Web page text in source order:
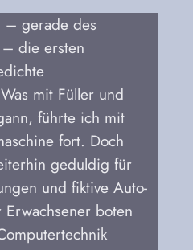
– gerade des
die ersten
mit Füller und
führte ich mit
fort. Doch
geduldig für
und fiktive Auto-
boten